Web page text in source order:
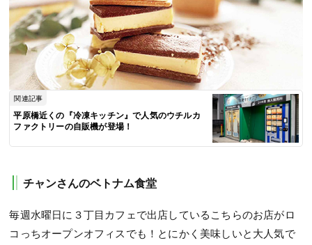
関連記事
平原橋近くの『冷凍キッチン』で人気のウチルカ
ファクトリーの自販機が登場！
チャンさんのベトナム食堂
毎週水曜日に３丁目カフェで出店しているこちらのお店がロ
コっちオープンオフィスでも！とにかく美味しいと大人気で